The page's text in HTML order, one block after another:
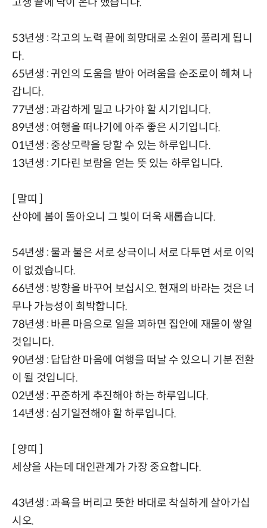
53년생 : 각고의 노력 끝에 희망대로 소원이 풀리게 됩니
다.
65년생 : 귀인의 도움을 받아 어려움을 순조로이 헤쳐 나
갑니다.
77년생 : 과감하게 밀고 나가야 할 시기입니다.
89년생 : 여행을 떠나기에 아주 좋은 시기입니다.
01년생 : 중상모략을 당할 수 있는 하루입니다.
13년생 : 기다린 보람을 얻는 뜻 있는 하루입니다.
[ 말띠 ]
산야에 봄이 돌아오니 그 빛이 더욱 새롭습니다.
54년생 : 물과 불은 서로 상극이니 서로 다투면 서로 이익
이 없겠습니다.
66년생 : 방향을 바꾸어 보십시오. 현재의 바라는 것은 너
무나 가능성이 희박합니다.
78년생 : 바른 마음으로 일을 꾀하면 집안에 재물이 쌓일
것입니다.
90년생 : 답답한 마음에 여행을 떠날 수 있으니 기분 전환
이 될 것입니다.
02년생 : 꾸준하게 추진해야 하는 하루입니다.
14년생 : 심기일전해야 할 하루입니다.
[ 양띠 ]
세상을 사는데 대인관계가 가장 중요합니다.
43년생 : 과욕을 버리고 뜻한 바대로 착실하게 살아가십
시오.